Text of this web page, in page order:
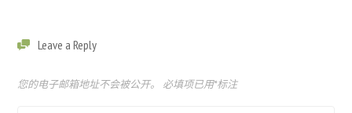
Leave a Reply
您的电子邮箱地址不会被公开。 必填项已用*标注